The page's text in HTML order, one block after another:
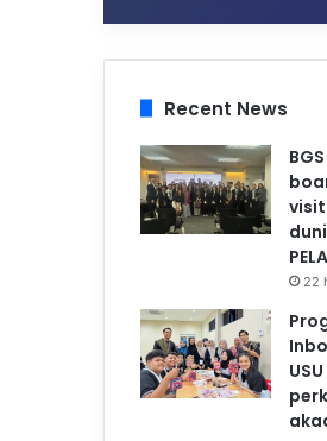
Recent News
22